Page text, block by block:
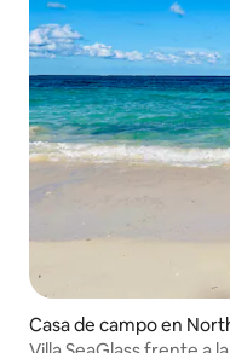
Casa de campo en